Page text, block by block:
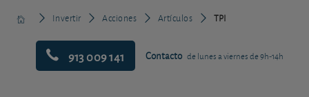
Invertir Acciones Artículos TPI
913 009 141 Contacto de lunes a viernes de 9h-14h